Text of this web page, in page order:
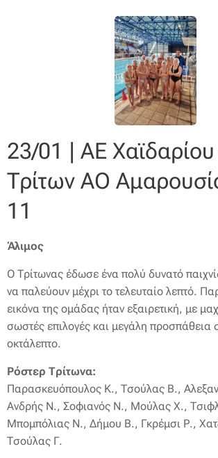
23/01 | ΑΕ
Τρίτων ΑΟ
11
Άλιμος
Ο Τρίτωνας έδωσε ένα πολύ δυνατό
να παλεύουν μέχρι το τελευταίο λεπτό.
εικόνα της ομάδας ήταν εξαιρετική, με
σωστές επιλογές και μεγάλη προσπάθεια
οκτάλεπτο.
Ρόστερ Τρίτωνα:
Παρασκευόπουλος Κ., Τσούλας Β.,
Ανδρής Ν., Σοφιανός Ν., Μούλας Χ.,
Μπομπόλιας Ν., Δήμου Β., Γκρέμσι Ρ.,
Τσούλας Γ.